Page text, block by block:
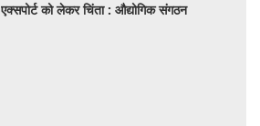
एक्सपोर्ट को लेकर चिंता : औद्योगिक संगठन